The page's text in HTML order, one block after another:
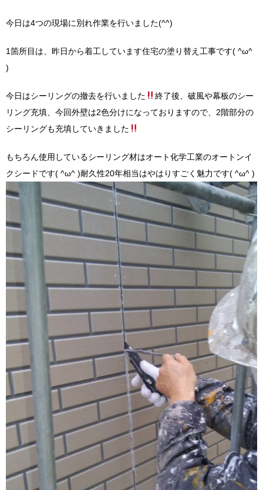
今日は4つの現場に別れ作業を行いました(^^)
1箇所目は、昨日から着工しています住宅の塗り替え工事です( ^ω^
)
今日はシーリングの撤去を行いました
終了後、破風や幕板のシー
リング充填、今回外壁は2色分けになっておりますので、2階部分の
シーリングも充填していきました
もちろん使用しているシーリング材はオート化学工業のオートンイ
クシードです( ^ω^ )耐久性20年相当はやはりすごく魅力です( ^ω^ )